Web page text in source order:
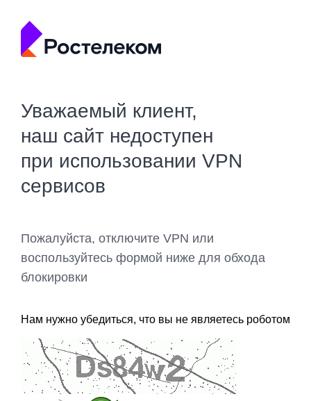
Уважаемый клиент,
наш сайт недоступен
при использовании VPN
сервисов
Пожалуйста, отключите VPN или
воспользуйтесь формой ниже для обхода
блокировки
Нам нужно убедиться, что вы не являетесь роботом